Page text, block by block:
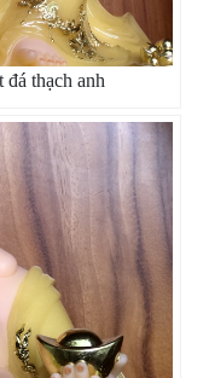
đá thạch anh